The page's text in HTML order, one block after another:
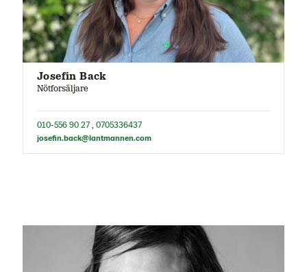
Josefin Back
Nötforsäljare
010-556 90 27, 0705336437
josefin.back@lantmannen.com